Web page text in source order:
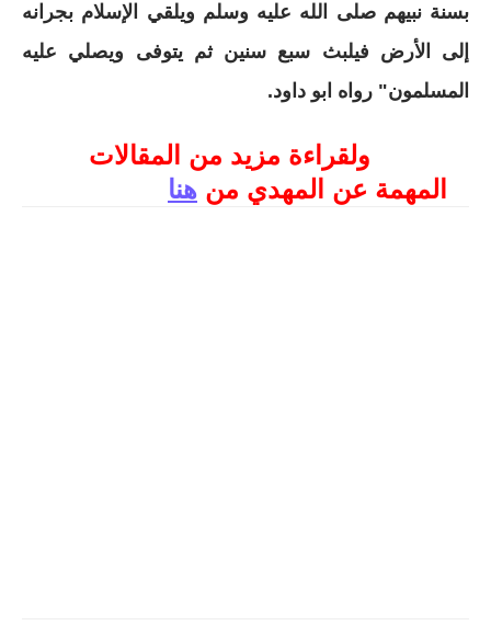
بسنة نبيهم صلى الله عليه وسلم ويلقي الإسلام بجرانه
إلى الأرض فيلبث سبع سنين ثم يتوفى ويصلي عليه
المسلمون" رواه ابو داود.
ولقراءة مزيد من المقالات
المهمة عن المهدي من هنا